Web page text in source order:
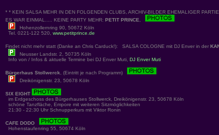
* * KEIN SALSA MEHR IN DEN FOLGENDEN CLUBS, ARCHIV-BILDER EHEMALIGER
ES WAR EINMAL..... KEINE PARTY MEHR: PETIT PRINCE,
Hohenzollernring 90, 50672 Köln
Tel. 0221-122 520, www.petitprince.de
Findet nicht mehr statt (Danke an Chris Carduck!): SALSA COLOGNE mit DJ Enver in der
Neusser Landstr. 2, 50735 Köln
Info von / Infos & aktuelle Termine bei DJ Enver Muti, DJ Enver Muti
Bürgerhaus Stollwerck, (Eintritt je nach Programm)
Dreikönigenstr. 23, 50678 Köln
SIX EIGHT
im Erdgeschoss des Bürgerhauses Stollwerck, Dreikönigenstr. 23, 50678 Köln
schöne Tanzfläche, Empore mit weiteren Sitzmöglichkeiten
21:30 - 22:30 Uhr Schnupperkurs mit Viktor Ronin
CAFE DODO
Hohenstaufenring 55, 50674 Köln